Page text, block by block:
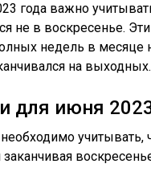
года важно
не в воскресенье. Эти
недель в месяце
на выходных.
для июня
учитывать,